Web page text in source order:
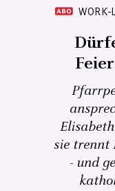
sie trennt
- und